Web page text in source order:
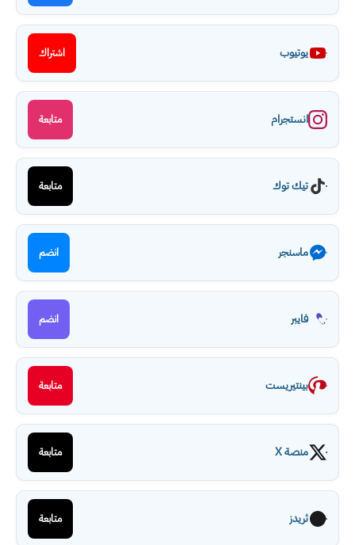
يوتيوب اشتراك
انستجرام متابعة
تيك توك متابعة
ماسنجر انضم
فايبر انضم
بينتيريست متابعة
منصة X متابعة
ثريدز متابعة